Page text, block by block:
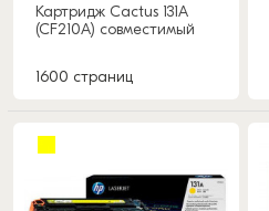
Картридж Cactus 131A
(CF210A) совместимый
1600 страниц